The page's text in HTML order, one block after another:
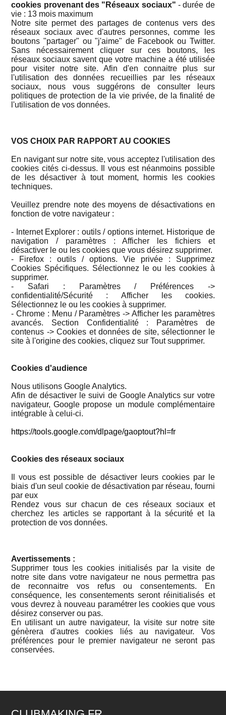
cookies provenant des "Réseaux sociaux" - durée de
vie : 13 mois maximum
Notre site permet des partages de contenus vers des
réseaux sociaux avec d'autres personnes, comme les
boutons "partager" ou "j'aime" de Facebook ou Twitter.
Sans nécessairement cliquer sur ces boutons, les
réseaux sociaux savent que votre machine a été utilisée
pour visiter notre site. Afin d'en connaitre plus sur
l'utilisation des données recueillies par les réseaux
sociaux, nous vous suggérons de consulter leurs
politiques de protection de la vie privée, de la finalité de
l'utilisation de vos données.
VOS CHOIX PAR RAPPORT AU COOKIES
En navigant sur notre site, vous acceptez l'utilisation des
cookies cités ci-dessus. Il vous est néanmoins possible
de les désactiver à tout moment, hormis les cookies
techniques.
Veuillez prendre note des moyens de désactivations en
fonction de votre navigateur :
- Internet Explorer : outils / options internet. Historique de
navigation / paramètres : Afficher les fichiers et
désactiver le ou les cookies que vous désirez supprimer.
- Firefox : outils / options. Vie privée : Supprimez
Cookies Spécifiques. Sélectionnez le ou les cookies à
supprimer.
- Safari : Paramètres / Préférences ->
confidentialité/Sécurité : Afficher les cookies.
Sélectionnez le ou les cookies à supprimer.
- Chrome : Menu / Paramètres -> Afficher les paramètres
avancés. Section Confidentialité : Paramètres de
contenus -> Cookies et données de site, sélectionner le
site à l'origine des cookies, cliquez sur Tout supprimer.
Cookies d'audience
Nous utilisons Google Analytics.
Afin de désactiver le suivi de Google Analytics sur votre
navigateur, Google propose un module complémentaire
intégrable à celui-ci.
https://tools.google.com/dlpage/gaoptout?hl=fr
Cookies des réseaux sociaux
Il vous est possible de désactiver leurs cookies par le
biais d'un seul cookie de désactivation par réseau, fourni
par eux
Rendez vous sur chacun de ces réseaux sociaux et
cherchez les articles se rapportant à la sécurité et la
protection de vos données.
Avertissements :
Supprimer tous les cookies initialisés par la visite de
notre site dans votre navigateur ne nous permettra pas
de reconnaitre vos refus ou consentements. En
conséquence, les consentements seront réinitialisés et
vous devrez à nouveau paramétrer les cookies que vous
désirez conserver ou pas.
En utilisant un autre navigateur, la visite sur notre site
génèrera d'autres cookies liés au navigateur. Vos
préférences pour le premier navigateur ne seront pas
conservées.